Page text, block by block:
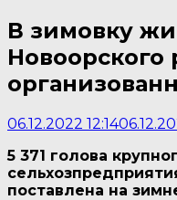
В зимовку
Новоорского
06.12.2022 12:14
5 371 голова
поставлена на